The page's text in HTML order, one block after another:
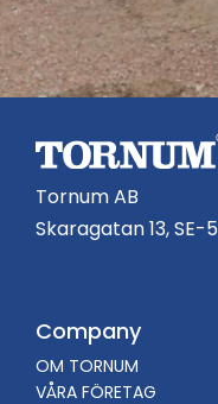
Tornum AB
Skaragatan 13, SE-
Company
OM TORNUM
VÅRA FÖRETAG